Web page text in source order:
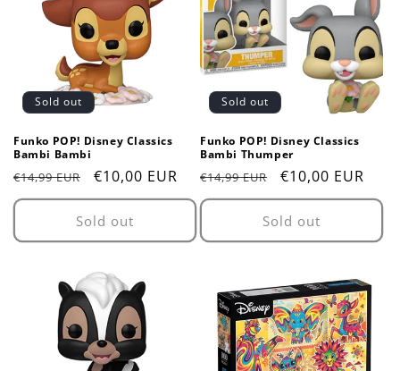
o
n
:
Sold out
Funko POP! Disney Classics
Bambi Bambi
Regular
price
€14,99 EUR
Sale
price
€10,00 EUR
Sold out
Sold out
Funko POP! Disney Classics
Bambi Thumper
Regular
price
€14,99 EUR
Sale
price
€10,00 EUR
Sold out